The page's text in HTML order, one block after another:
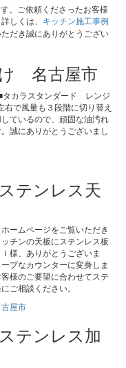
。ご依頼くださったお客様
しくは、 キッチン施工事例
だき誠にありがとうござい
名古屋市
カラスタンダード レンジ
で風量も３段階に切り替え
ているので、頑固な油汚れ
誠にありがとうございまし
テンレス天
ムページをご覧いただき
チンの天板にステンレス板
様、ありがとうございま
プなカウンターに変身しま
様のご要望に合わせてステ
ご相談ください。
屋市
テンレス加